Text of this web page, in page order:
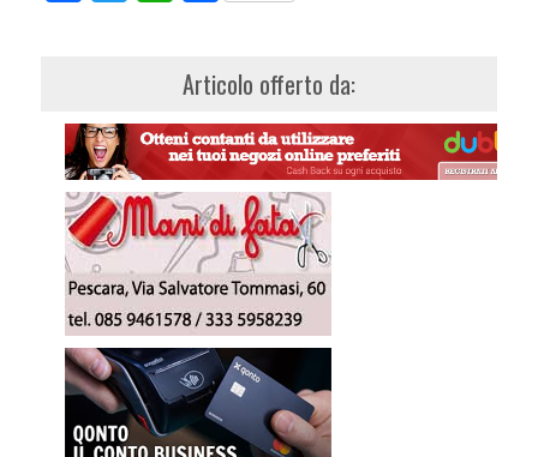
Articolo offerto da: